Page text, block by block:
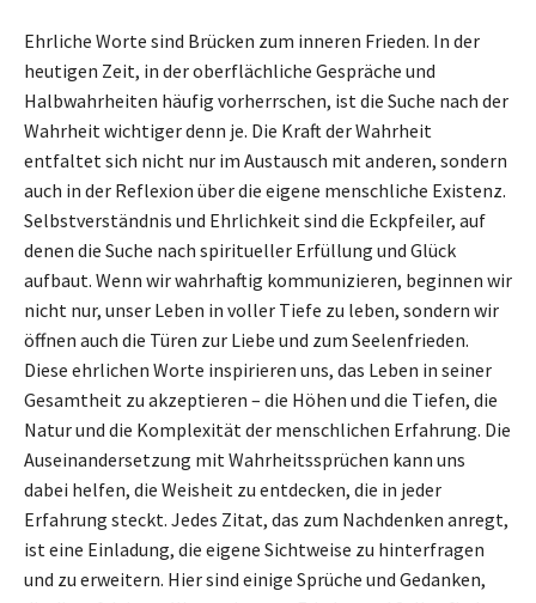
Ehrliche Worte sind Brücken zum inneren Frieden. In der
heutigen Zeit, in der oberflächliche Gespräche und
Halbwahrheiten häufig vorherrschen, ist die Suche nach der
Wahrheit wichtiger denn je. Die Kraft der Wahrheit
entfaltet sich nicht nur im Austausch mit anderen, sondern
auch in der Reflexion über die eigene menschliche Existenz.
Selbstverständnis und Ehrlichkeit sind die Eckpfeiler, auf
denen die Suche nach spiritueller Erfüllung und Glück
aufbaut. Wenn wir wahrhaftig kommunizieren, beginnen wir
nicht nur, unser Leben in voller Tiefe zu leben, sondern wir
öffnen auch die Türen zur Liebe und zum Seelenfrieden.
Diese ehrlichen Worte inspirieren uns, das Leben in seiner
Gesamtheit zu akzeptieren – die Höhen und die Tiefen, die
Natur und die Komplexität der menschlichen Erfahrung. Die
Auseinandersetzung mit Wahrheitssprüchen kann uns
dabei helfen, die Weisheit zu entdecken, die in jeder
Erfahrung steckt. Jedes Zitat, das zum Nachdenken anregt,
ist eine Einladung, die eigene Sichtweise zu hinterfragen
und zu erweitern. Hier sind einige Sprüche und Gedanken,